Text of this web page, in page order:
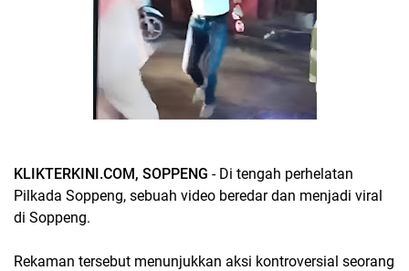
KLIKTERKINI.COM, SOPPENG - Di tengah perhelatan
Pilkada Soppeng, sebuah video beredar dan menjadi viral
di Soppeng.
Rekaman tersebut menunjukkan aksi kontroversial seorang